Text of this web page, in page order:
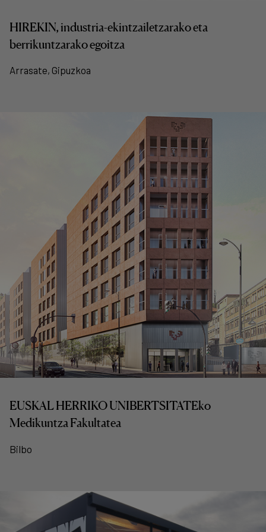
HIREKIN, industria-ekintzailetzarako eta
berrikuntzarako egoitza
Arrasate, Gipuzkoa
EUSKAL HERRIKO UNIBERTSITATEko
Medikuntza Fakultatea
Bilbo